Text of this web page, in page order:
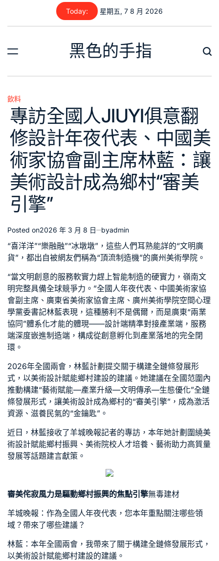
content
Today: 星期五, 7 8 月 2026
黑色的手指
Posted
in
飲料
專訪全國人JIUYI俱意翻
修設計年夜代表、中國美
術家協會副主席林藍：讓
美術設計成為鄉村“審美
引擎”
Posted on2026 年 3 月 8 日 byadmin
“喜洋洋”“樂融融”“冰墩墩”，這些人們耳熟能詳的“文明廣
貨”，都出自被網友們稱為“頂流制造機”的廣州美術學院。
“當文明創意的服務軟實力趕上智能制造的硬實力，嶺南文
明完整具備全球競爭力。”全國人年夜代表、中國美術家協
會副主席、廣東省美術家協會主席、廣州美術學院空間心理
學黨委書記林藍表現，這種勝利不是偶爾，而是廣東“兩業
協同”體系化才能的體現——設計端精準對接產業端，服務
端深度嵌進制造端，構成從創意孵化到產業落地的完全閉
環。
2026年全國兩會，林藍計劃提交關于構建全鏈條發展形
式，以美術設計賦能鄉村建設的建議。她建議在全國范圍內
推動構建“藝術賦能—產業升級—文明傳承—生態優化”全鏈
條發展形式，讓美術設計成為鄉村的“審美引擎”，成為激活
資源、滋養民氣的“金鑰匙”。
近日，林藍接收了羊城晚報記者的專訪，本年她計劃圍繞美
術設計賦能鄉村振興、美術院校人才培養、藝術助力高質量
發展等話題建言獻策。
審美侘寂風力是驅動鄉村振興的焦點引擎無毒建材
羊城晚報：作為全國人年夜代表，您本年重點關注哪些領
域？帶來了哪些建議？
林藍：本年全國兩會，我帶來了關于構建全鏈條發展形式，
以美術設計賦能鄉村建設的建議。